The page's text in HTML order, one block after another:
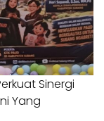
Sinergi
Yang